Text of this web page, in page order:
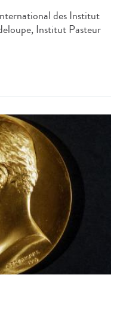
des Institut
Institut Pasteur